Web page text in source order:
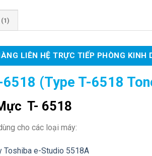
LIÊN HỆ TRỰC TIẾP PHÒNG
6518 (Type T-6518
T- 6518
cho các loại máy:
Toshiba e-Studio 5518A